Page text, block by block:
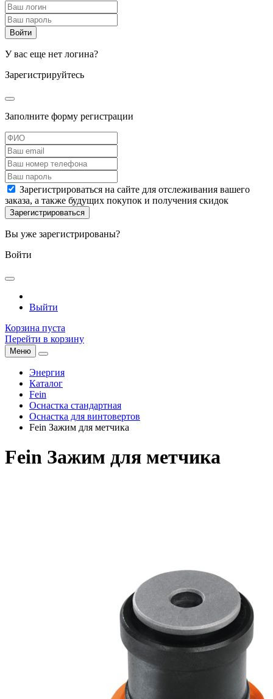
У вас еще нет логина?
Зарегистрируйтесь
Заполните форму регистрации
Зарегистрироваться на сайте для отслеживания вашего
заказа, а также будущих покупок и получения скидок
Вы уже зарегистрированы?
Войти
Выйти
Корзина пуста
Перейти в корзину
Меню
Энергия
Каталог
Fein
Оснастка стандартная
Оснастка для винтовертов
Fein Зажим для метчика
Fein Зажим для метчика